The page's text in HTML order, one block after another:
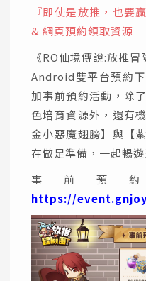
『即使是放推，也要
& 網頁預約領取資源
《RO仙境傳說:放推
Android雙平台預約
加事前預約活動，除
色培育資源外，還有
金小惡魔翅膀】與【
在做足準備，一起暢
事前預
https://